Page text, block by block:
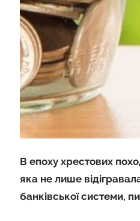
В епоху хрестових
яка не лише
банківської системи,